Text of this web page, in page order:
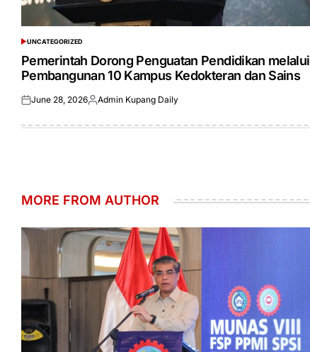
POSTED
IN
UNCATEGORIZED
Pemerintah Dorong Penguatan Pendidikan melalui
Pembangunan 10 Kampus Kedokteran dan Sains
Posted
June 28, 2026Posted
Admin Kupang Daily
MORE FROM AUTHOR